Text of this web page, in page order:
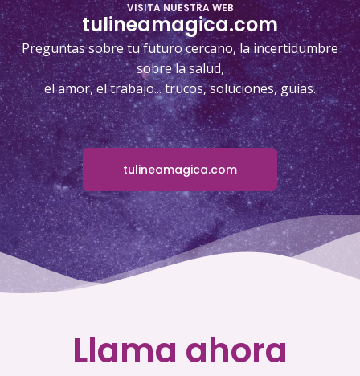
VISITA NUESTRA WEB
tulineamagica.com
Preguntas sobre tu futuro cercano, la incertidumbre
sobre la salud,
el amor, el trabajo... trucos, soluciones, guías.
tulineamagica.com
Llama ahora